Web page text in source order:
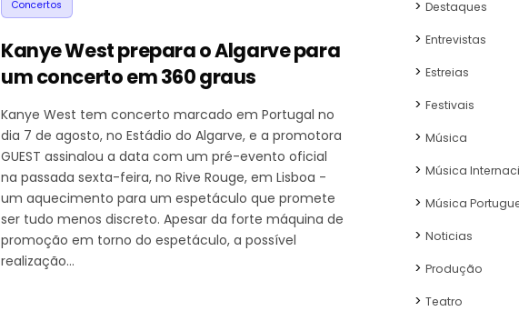
Concertos
Kanye West prepara o Algarve para
um concerto em 360 graus
Kanye West tem concerto marcado em Portugal no
dia 7 de agosto, no Estádio do Algarve, e a promotora
GUEST assinalou a data com um pré-evento oficial
na passada sexta-feira, no Rive Rouge, em Lisboa -
um aquecimento para um espetáculo que promete
ser tudo menos discreto. Apesar da forte máquina de
promoção em torno do espetáculo, a possível
realização…
Destaques
Entrevistas
Estreias
Festivais
Música
Música
Música
Noticias
Produção
Teatro